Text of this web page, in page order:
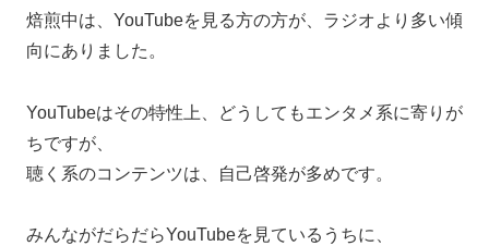
焙煎中は、YouTubeを見る方の方が、ラジオより多い傾
向にありました。
YouTubeはその特性上、どうしてもエンタメ系に寄りが
ちですが、
聴く系のコンテンツは、自己啓発が多めです。
みんながだらだらYouTubeを見ているうちに、